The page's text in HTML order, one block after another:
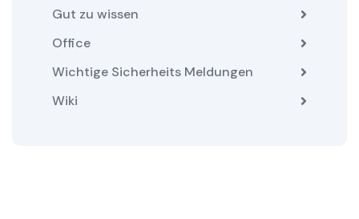
Gut zu wissen
Office
Wichtige Sicherheits Meldungen
Wiki